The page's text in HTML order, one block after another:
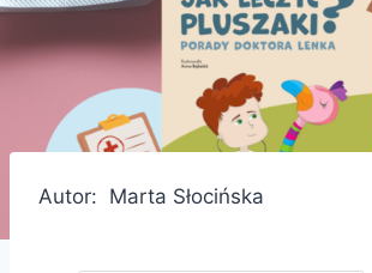
Autor: Marta Słocińska